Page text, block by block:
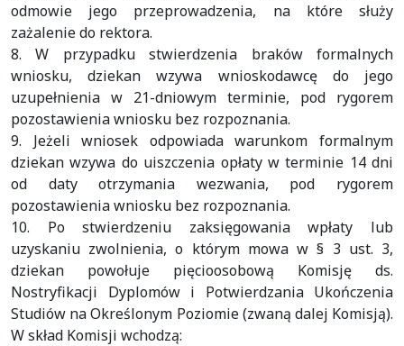
odmowie jego przeprowadzenia, na które służy
zażalenie do rektora.
8. W przypadku stwierdzenia braków formalnych
wniosku, dziekan wzywa wnioskodawcę do jego
uzupełnienia w 21-dniowym terminie, pod rygorem
pozostawienia wniosku bez rozpoznania.
9. Jeżeli wniosek odpowiada warunkom formalnym
dziekan wzywa do uiszczenia opłaty w terminie 14 dni
od daty otrzymania wezwania, pod rygorem
pozostawienia wniosku bez rozpoznania.
10. Po stwierdzeniu zaksięgowania wpłaty lub
uzyskaniu zwolnienia, o którym mowa w § 3 ust. 3,
dziekan powołuje pięcioosobową Komisję ds.
Nostryfikacji Dyplomów i Potwierdzania Ukończenia
Studiów na Określonym Poziomie (zwaną dalej Komisją).
W skład Komisji wchodzą: